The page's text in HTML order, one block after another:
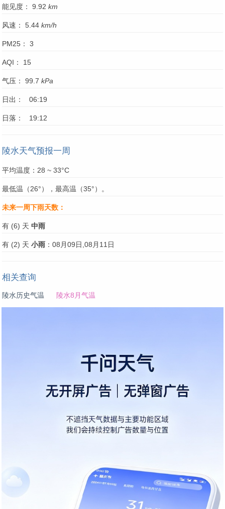
能见度： 9.92 km
风速： 5.44 km/h
PM25： 3
AQI： 15
气压： 99.7 kPa
日出： 06:19
日落： 19:12
陵水天气预报一周
平均温度：28 ~ 33°C
最低温（26°），最高温（35°）。
未来一周下雨天数：
有 (6) 天 中雨
有 (2) 天 小雨 ：08月09日,08月11日
相关查询
陵水历史气温 陵水8月气温